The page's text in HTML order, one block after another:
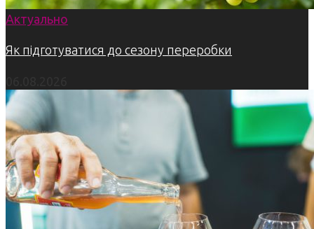
Актуально
Як підготуватися до сезону переробки